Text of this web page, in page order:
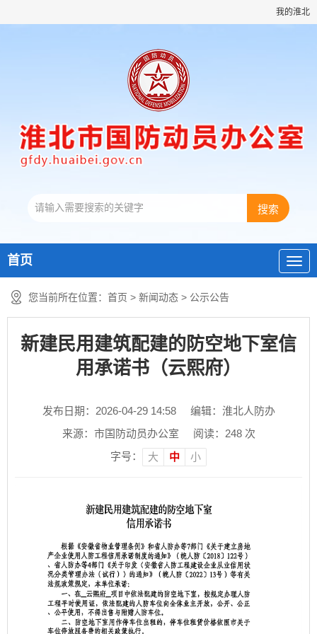
我的淮北
首页
您当前所在位置： 首页 > 新闻动态 > 公示公告
新建民用建筑配建的防空地下室信
用承诺书（云熙府）
发布日期：2026-04-29 14:58
编辑：淮北人防办
来源：市国防动员办公室
阅读： 248次
字号：
大 中 小